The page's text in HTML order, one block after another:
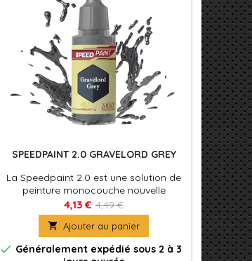
SPEEDPAINT 2.0 GRAVELORD GREY
La Speedpaint 2.0 est une solution de
peinture monocouche nouvelle
formule. Appliquez simplement une
couche de Speedpaint directement sur
votre figurine et le tour est joué ! La
Speedpaint produira à la fois un
ombrage, une couleur intense et un
4,13 € 4,49 €
 Ajouter au panier
 Généralement expédié sous 2 à 3